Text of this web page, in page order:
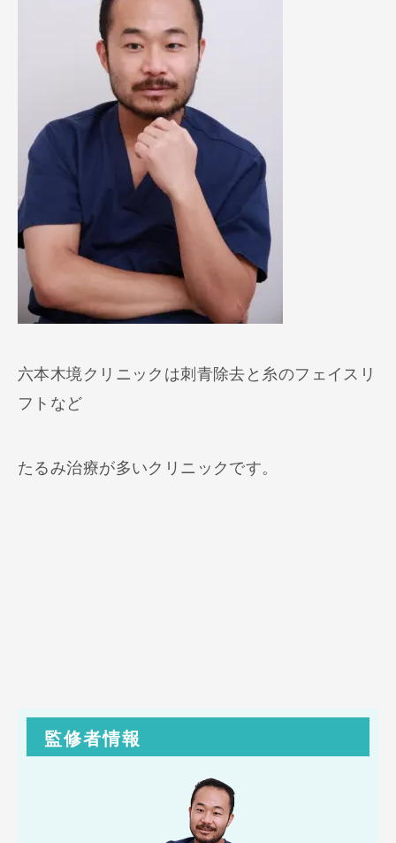
六本木境クリニックは刺青除去と糸のフェイスリ
フトなど
たるみ治療が多いクリニックです。
監修者情報